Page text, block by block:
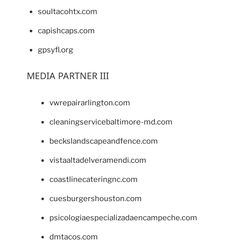
soultacohtx.com
capishcaps.com
gpsyfl.org
MEDIA PARTNER III
vwrepairarlington.com
cleaningservicebaltimore-md.com
beckslandscapeandfence.com
vistaaltadelveramendi.com
coastlinecateringnc.com
cuesburgershouston.com
psicologiaespecializadaencampeche.com
dmtacos.com